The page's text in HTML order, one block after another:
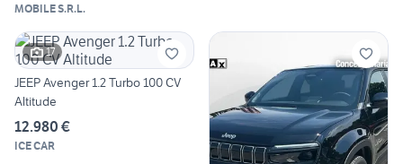
MOBILE S.R.L.
17
JEEP Avenger 1.2 Turbo 100 CV
Altitude
12.980 €
ICE CAR